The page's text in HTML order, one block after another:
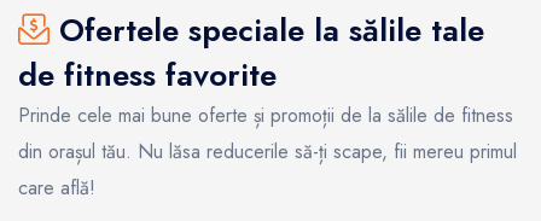
Ofertele speciale la sălile tale
de fitness favorite
Prinde cele mai bune oferte și promoții de la sălile de fitness
din orașul tău. Nu lăsa reducerile să-ți scape, fii mereu primul
care află!